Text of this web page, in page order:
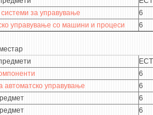
за управување
6
управување со машини и процеси 6
6
автоматско управување
6
6
6